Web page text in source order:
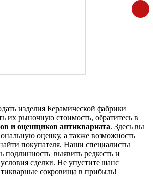
изделия Керамической фабрики
их рыночную стоимость, обратитесь в
и оценщиков антиквариата. Здесь вы
оценку, а также возможность
покупателя. Наши специалисты
подлинность, выявить редкость и
сделки. Не упустите шанс
сокровища в прибыль!